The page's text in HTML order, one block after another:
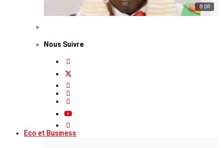
© DR
Nous Suivre
Eco et Business